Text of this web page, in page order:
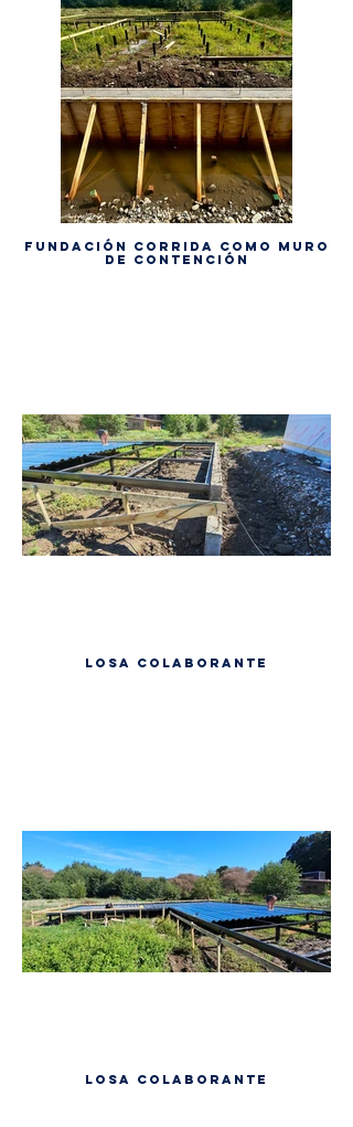
Fundación corrida como muro
de contención
Losa colaborante
Losa colaborante